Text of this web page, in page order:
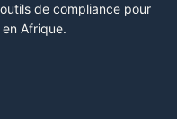
de compliance pour
Afrique.